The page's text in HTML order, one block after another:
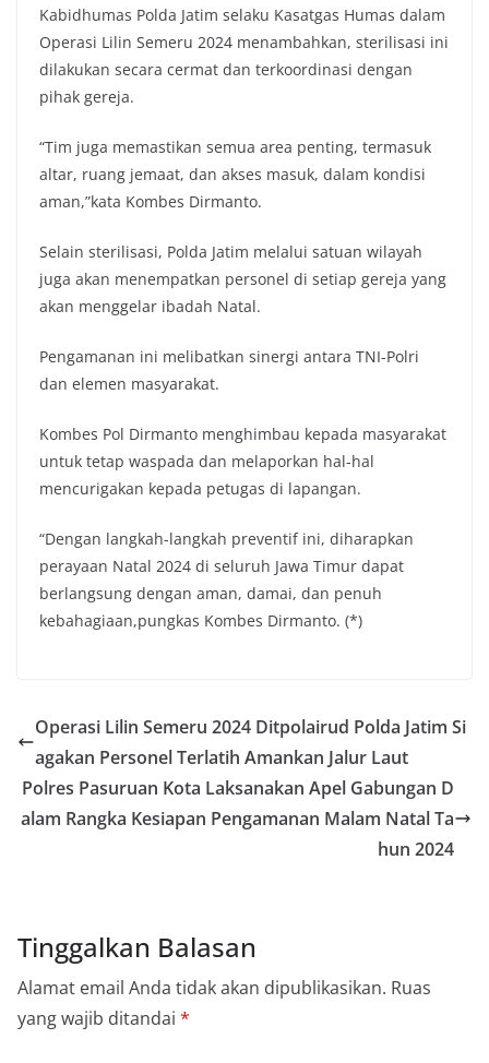
Kabidhumas Polda Jatim selaku Kasatgas Humas dalam
Operasi Lilin Semeru 2024 menambahkan, sterilisasi ini
dilakukan secara cermat dan terkoordinasi dengan
pihak gereja.
“Tim juga memastikan semua area penting, termasuk
altar, ruang jemaat, dan akses masuk, dalam kondisi
aman,”kata Kombes Dirmanto.
Selain sterilisasi, Polda Jatim melalui satuan wilayah
juga akan menempatkan personel di setiap gereja yang
akan menggelar ibadah Natal.
Pengamanan ini melibatkan sinergi antara TNI-Polri
dan elemen masyarakat.
Kombes Pol Dirmanto menghimbau kepada masyarakat
untuk tetap waspada dan melaporkan hal-hal
mencurigakan kepada petugas di lapangan.
“Dengan langkah-langkah preventif ini, diharapkan
perayaan Natal 2024 di seluruh Jawa Timur dapat
berlangsung dengan aman, damai, dan penuh
kebahagiaan,pungkas Kombes Dirmanto. (*)
Operasi Lilin Semeru 2024 Ditpolairud Polda Jatim Si
agakan Personel Terlatih Amankan Jalur Laut
Polres Pasuruan Kota Laksanakan Apel Gabungan D
alam Rangka Kesiapan Pengamanan Malam Natal Ta
hun 2024
Tinggalkan Balasan
Alamat email Anda tidak akan dipublikasikan. Ruas
yang wajib ditandai *